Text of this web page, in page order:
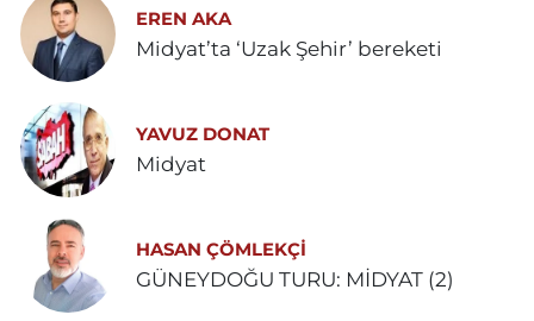
EREN AKA
Midyat’ta ‘Uzak Şehir’ bereketi
YAVUZ DONAT
Midyat
HASAN ÇÖMLEKÇİ
GÜNEYDOĞU TURU: MİDYAT (2)